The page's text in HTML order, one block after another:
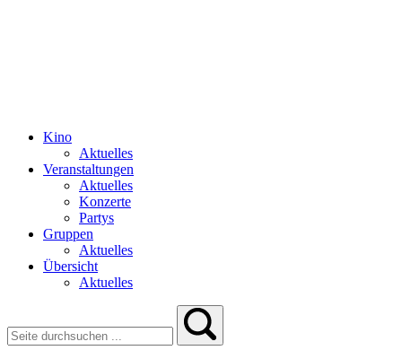
Kino
Aktuelles
Veranstaltungen
Aktuelles
Konzerte
Partys
Gruppen
Aktuelles
Übersicht
Aktuelles